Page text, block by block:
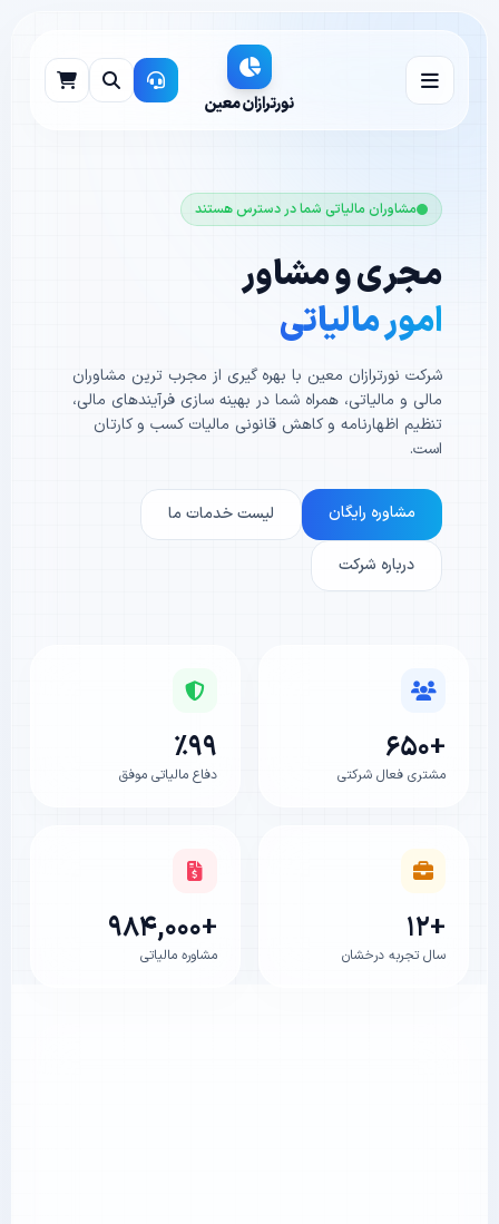
نورترازان معین
مشاوران مالیاتی شما در دسترس هستند
مجری و مشاور
امور مالیاتی
شرکت نورترازان معین با بهره گیری از مجرب ترین مشاوران
مالی و مالیاتی، همراه شما در بهینه سازی فرآیندهای مالی،
تنظیم اظهارنامه و کاهش قانونی مالیات کسب و کارتان
است.
مشاوره رایگان لیست خدمات ما
درباره شرکت
+۶۵۰
مشتری فعال شرکتی
٪۹۹
دفاع مالیاتی موفق
+۱۲
سال تجربه درخشان
+۹۸۴,۰۰۰
مشاوره مالیاتی